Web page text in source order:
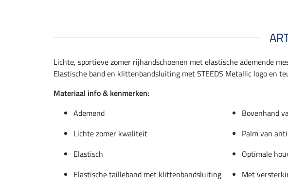
Lichte, sportieve zomer rijhandschoenen met elastische ademende
Elastische band en klittenbandsluiting met STEEDS Metallic logo en
Materiaal info & kenmerken:
Ademend
Bovenhand
Lichte zomer kwaliteit
Palm van
Elastisch
Optimale
Elastische tailleband met klittenbandsluiting
Met